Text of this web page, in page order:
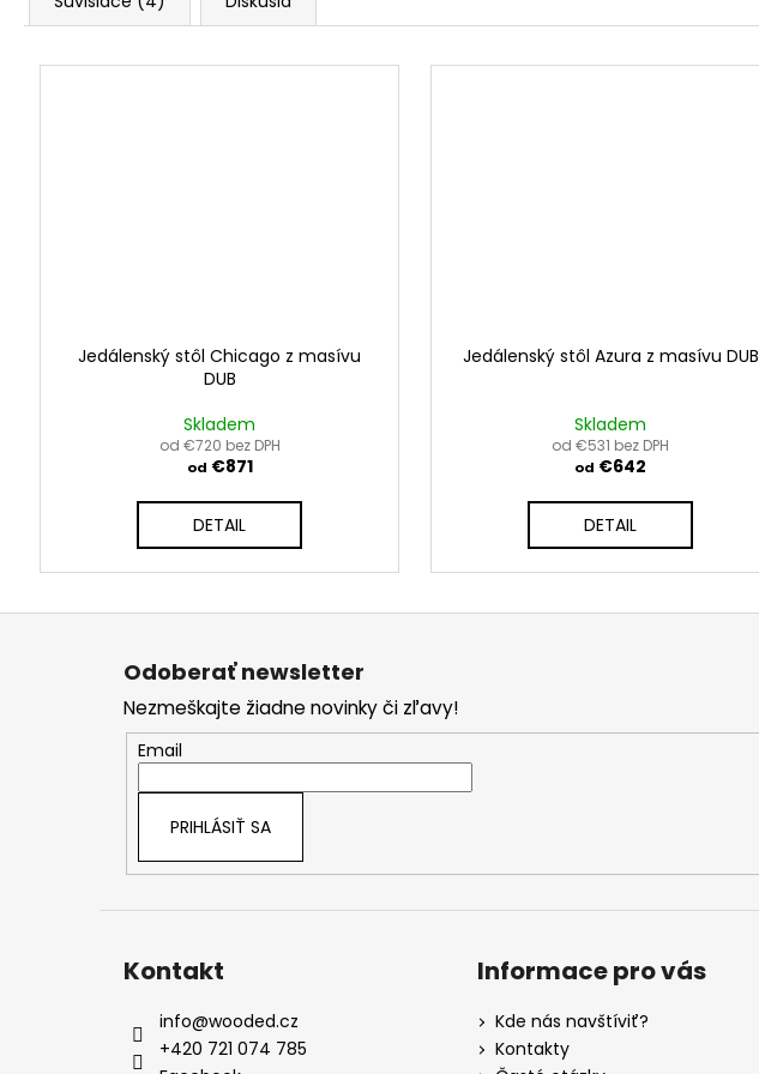
Jedálenský stôl Chicago z masívu
DUB
Skladem
od €720 bez DPH
od €871
DETAIL
Jedálenský stôl Azura z masívu DUB
Skladem
od €531 bez DPH
od €642
DETAIL
Z
Odoberať newsletter
Nezmeškajte žiadne novinky či zľavy!
Email
PRIHLÁSIŤ SA
Kontakt
info@wooded.cz
+420 721 074 785
Informace pro vás
Kde nás navštíviť?
Kontakty